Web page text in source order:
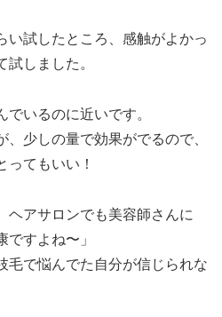
い試したところ、感触がよかっ
しました。
いるのに近いです。
少しの量で効果がでるので、
ってもいい！
ヘアサロンでも美容師さんに
ですよね〜」
毛で悩んでた自分が信じられな